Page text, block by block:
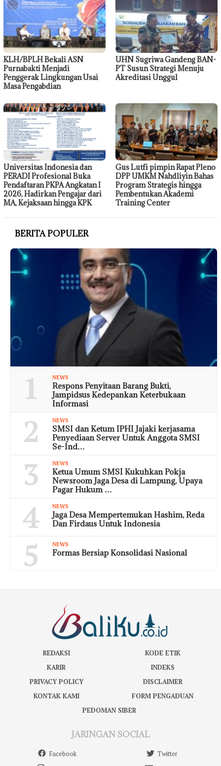
KLH/BPLH Bekali ASN
Purnabakti Menjadi
Penggerak Lingkungan Usai
Masa Pengabdian
UHN Sugriwa Gandeng BAN-
PT Susun Strategi Menuju
Akreditasi Unggul
Universitas Indonesia dan
PERADI Profesional Buka
Pendaftaran PKPA Angkatan I
2026, Hadirkan Pengajar dari
MA, Kejaksaan hingga KPK
Gus Lutfi pimpin Rapat Pleno
DPP UMKM Nahdliyin Bahas
Program Strategis hingga
Pembentukan Akademi
Training Center
BERITA POPULER
1 NEWS
Respons Penyitaan Barang Bukti,
Jampidsus Kedepankan Keterbukaan
Informasi
2 NEWS
SMSI dan Ketum IPHI Jajaki kerjasama
Penyediaan Server Untuk Anggota SMSI
Se-Ind…
3 NEWS
Ketua Umum SMSI Kukuhkan Pokja
Newsroom Jaga Desa di Lampung, Upaya
Pagar Hukum …
4 NEWS
Jaga Desa Mempertemukan Hashim, Reda
Dan Firdaus Untuk Indonesia
5 NEWS
Formas Bersiap Konsolidasi Nasional
REDAKSI
KODE ETIK
KARIR
INDEKS
PRIVACY POLICY
DISCLAIMER
KONTAK KAMI
FORM PENGADUAN
PEDOMAN SIBER
JARINGAN SOCIAL
Facebook
Twitter